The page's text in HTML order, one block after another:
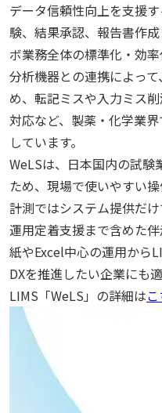
データ信頼性向上を支援
験、結果承認、報告書作
ボ業務全体の標準化・効率
分析機器との連携によっ
め、転記ミスや入力ミス
対応など、製薬・化学業
しています。
WeLSは、日本国内の試験
ため、現場で使いやすい
計測ではシステム提供だ
運用定着支援まで含めた伴
紙やExcel中心の運用から
DXを推進したい企業にも
LIMS「WeLS」の詳細は